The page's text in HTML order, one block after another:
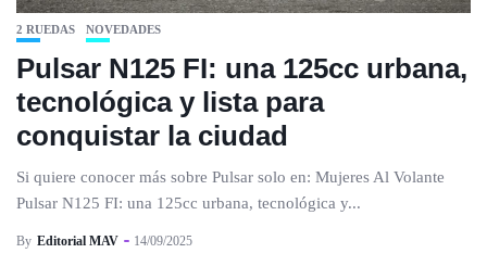
2 RUEDAS NOVEDADES
Pulsar N125 FI: una 125cc urbana,
tecnológica y lista para
conquistar la ciudad
Si quiere conocer más sobre Pulsar solo en: Mujeres Al Volante
Pulsar N125 FI: una 125cc urbana, tecnológica y...
By Editorial MAV 14/09/2025